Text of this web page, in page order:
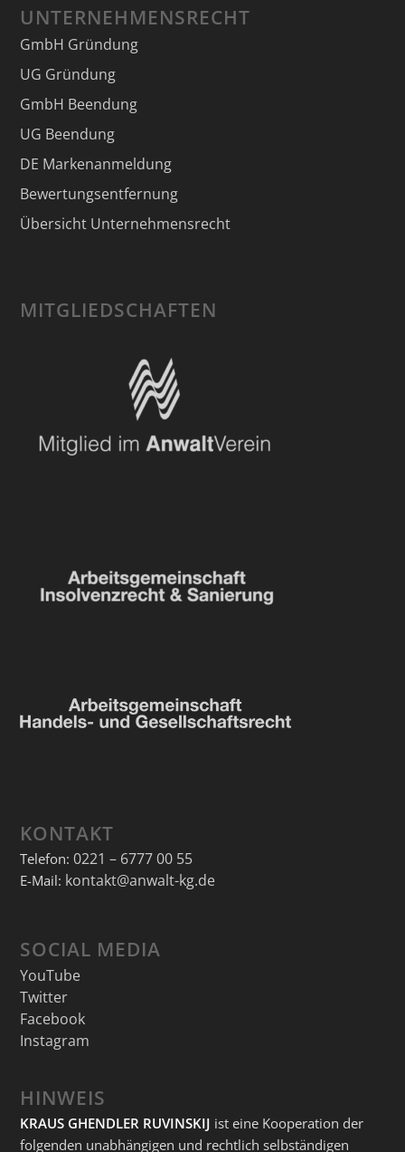
UNTERNEHMENSRECHT
GmbH Gründung
UG Gründung
GmbH Beendung
UG Beendung
DE Markenanmeldung
Bewertungsentfernung
Übersicht Unternehmensrecht
MITGLIEDSCHAFTEN
KONTAKT
Telefon: 0221 – 6777 00 55
E-Mail: kontakt@anwalt-kg.de
SOCIAL MEDIA
YouTube
Twitter
Facebook
Instagram
HINWEIS
KRAUS GHENDLER RUVINSKIJ ist eine Kooperation der
folgenden unabhängigen und rechtlich selbständigen